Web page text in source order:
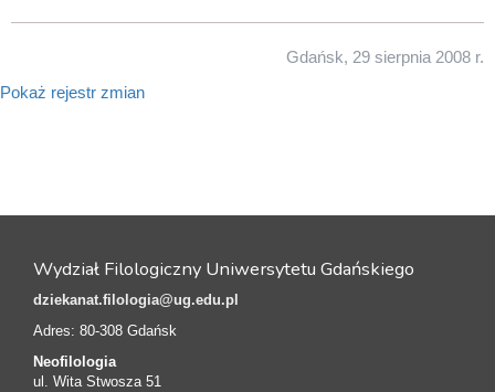
Gdańsk, 29 sierpnia 2008 r.
Pokaż rejestr zmian
Wydział Filologiczny Uniwersytetu Gdańskiego
dziekanat.filologia@ug.edu.pl
Adres: 80-308 Gdańsk
Neofilologia
ul. Wita Stwosza 51